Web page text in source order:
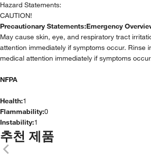
Hazard Statements:
CAUTION!
Precautionary Statements:Emergency
May cause skin, eye, and respiratory tract
attention immediately if symptoms occur. Rinse
medical attention immediately if symptoms
NFPA
Health:1
Flammability:0
Instability:1
추천 제품